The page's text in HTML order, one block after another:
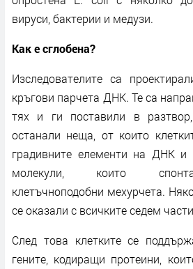
вируси, бактерии и медузи.
Как е сглобена?
Изследователите са
кръгови парчета ДНК. Те са
тях и ги поставили в
останали неща, от които
градивните елементи на ДНК и
молекули, които
клетъчноподобни мехурчета.
се оказали с всичките седем
След това клетките се
гените, кодиращи протеини,